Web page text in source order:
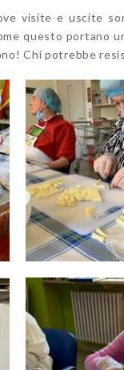
visite e uscite
questo portano
Chi potrebbe